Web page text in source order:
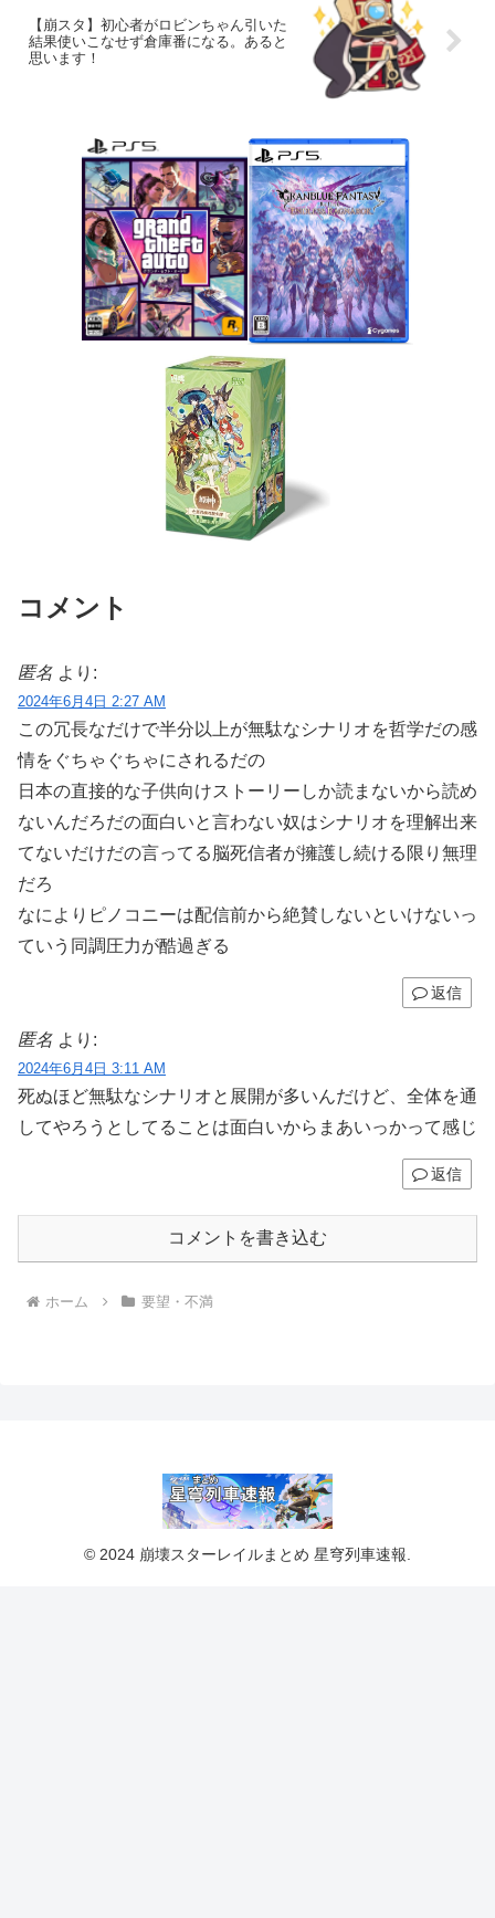
【崩スタ】初心者がロビンちゃん引いた
結果使いこなせず倉庫番になる。あると
思います！
コメント
匿名 より:
2024年6月4日 2:27 AM
この冗長なだけで半分以上が無駄なシナリオを哲学だの感
情をぐちゃぐちゃにされるだの
日本の直接的な子供向けストーリーしか読まないから読め
ないんだろだの面白いと言わない奴はシナリオを理解出来
てないだけだの言ってる脳死信者が擁護し続ける限り無理
だろ
なによりピノコニーは配信前から絶賛しないといけないっ
ていう同調圧力が酷過ぎる
返信
匿名 より:
2024年6月4日 3:11 AM
死ぬほど無駄なシナリオと展開が多いんだけど、全体を通
してやろうとしてることは面白いからまあいっかって感じ
返信
コメントを書き込む
ホーム 要望・不満
© 2024 崩壊スターレイルまとめ 星穹列車速報.